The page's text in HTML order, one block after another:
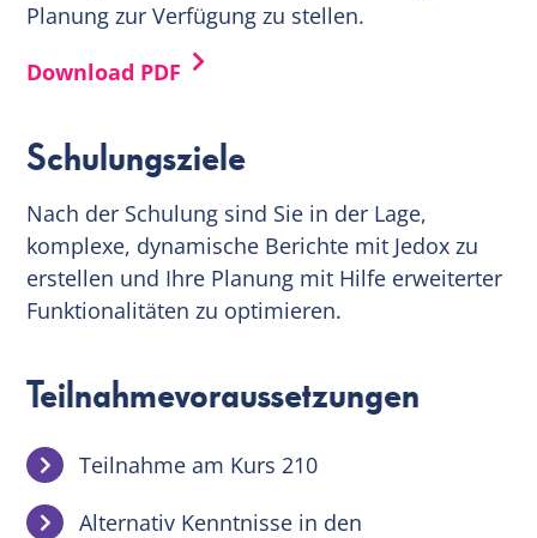
Planung zur Verfügung zu stellen.
Download PDF
Schulungsziele
Nach der Schulung sind Sie in der Lage,
komplexe, dynamische Berichte mit Jedox zu
erstellen und Ihre Planung mit Hilfe erweiterter
Funktionalitäten zu optimieren.
Teilnahmevoraussetzungen
Teilnahme am Kurs 210
Alternativ Kenntnisse in den